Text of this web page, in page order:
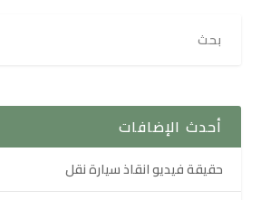
أحدث الإضافات
حقيقة فيديو انقاذ سيارة نقل